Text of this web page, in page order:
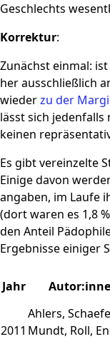
Geschlechts
Korrektur:
Zunächst einmal:
her ausschließlich
wiederzu der
lässt sich
keinen
Es gibt vereinzelte
Einige davon
angaben, im Laufe
(dort waren es 1,8
den Anteil
Ergebnisse einiger
Jahr
2011
Ahlers,
Mundt, Roll,